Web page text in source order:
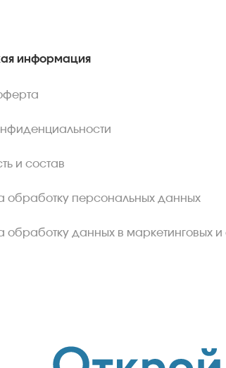
информация
и состав
обработку персональных данных
обработку данных в маркетинговых и